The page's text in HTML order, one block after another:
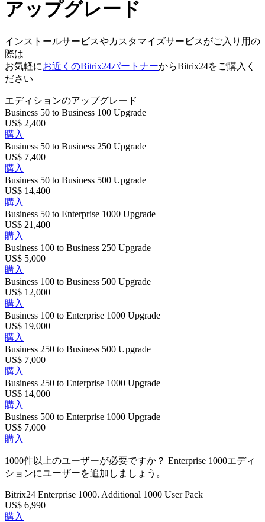
アップグレード
インストールサービスやカスタマイズサービスがご入り用の
際は
お気軽にお近くのBitrix24パートナーからBitrix24をご購入く
ださい
エディションのアップグレード
Business 50 to Business 100 Upgrade
US$ 2,400
購入
Business 50 to Business 250 Upgrade
US$ 7,400
購入
Business 50 to Business 500 Upgrade
US$ 14,400
購入
Business 50 to Enterprise 1000 Upgrade
US$ 21,400
購入
Business 100 to Business 250 Upgrade
US$ 5,000
購入
Business 100 to Business 500 Upgrade
US$ 12,000
購入
Business 100 to Enterprise 1000 Upgrade
US$ 19,000
購入
Business 250 to Business 500 Upgrade
US$ 7,000
購入
Business 250 to Enterprise 1000 Upgrade
US$ 14,000
購入
Business 500 to Enterprise 1000 Upgrade
US$ 7,000
購入
1000件以上のユーザーが必要ですか？ Enterprise 1000エディ
ションにユーザーを追加しましょう。
Bitrix24 Enterprise 1000. Additional 1000 User Pack
US$ 6,990
購入